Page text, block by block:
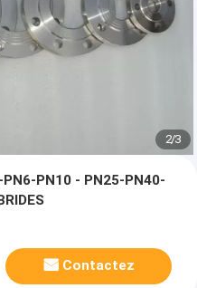
2/3
Contactez